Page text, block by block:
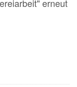
erneut